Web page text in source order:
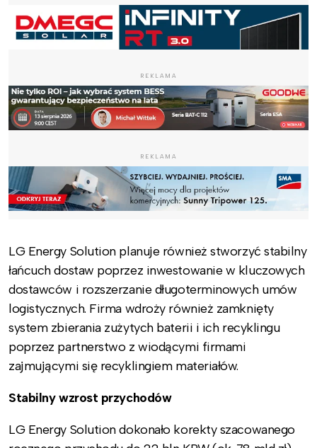
REKLAMA
REKLAMA
LG Energy Solution planuje również stworzyć stabilny
łańcuch dostaw poprzez inwestowanie w kluczowych
dostawców i rozszerzanie długoterminowych umów
logistycznych. Firma wdroży również zamknięty
system zbierania zużytych baterii i ich recyklingu
poprzez partnerstwo z wiodącymi firmami
zajmującymi się recyklingiem materiałów.
Stabilny wzrost przychodów
LG Energy Solution dokonało korekty szacowanego